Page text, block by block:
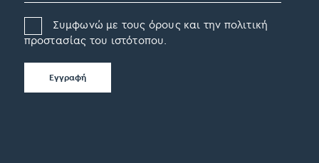
Συμφωνώ με τους όρους και την πολιτική
προστασίας του ιστότοπου.